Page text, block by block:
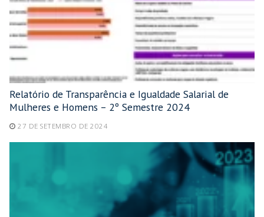
Relatório de Transparência e Igualdade Salarial de
Mulheres e Homens – 2º Semestre 2024
27 DE SETEMBRO DE 2024